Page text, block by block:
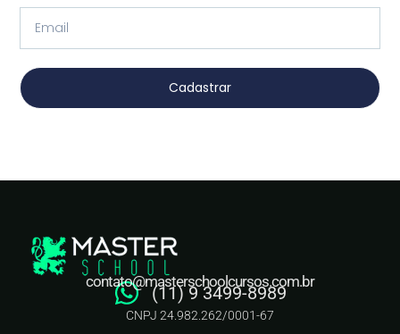
Cadastrar
(11) 9 3499-8989
contato@masterschoolcursos.com.br
CNPJ 24.982.262/0001-67